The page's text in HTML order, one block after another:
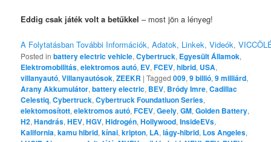
Eddig csak játék volt a betűkkel – most jön a lényeg!
A Folytatásban További Információk, Adatok, Linkek, Videók,
Posted in battery electric vehicle,Cybertruck, Egyesült Államok,
Elektromobilitás,elektromos autó, EV,FCEV,hibrid, USA,
villanyautó,Villanyautósok,ZEEKR |Tagged 009,9 billió,9 milliárd,
Arany Akkumulátor,battery electric, BEV, Bródy Imre,Cadillac
Celestiq,Cybertruck,Cybertruck Foundatiuon Series,
elektomosított,elektromos autó,FCEV,Geely,GM,Golden Battery,
H2,Handrás,HEV,HGV,Hidrogén,Hollywood,InsideEVs,
Kalifornia,kamu hibrid,kínai,kripton, LA,lágy-hibrid, Los Angeles,